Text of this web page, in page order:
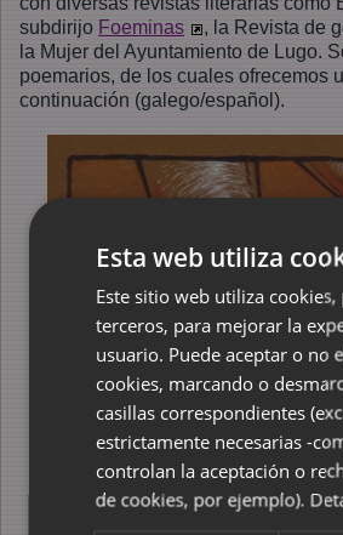
subdirijo Foeminas
, la Revista de
la Mujer del Ayuntamiento de Lugo.
poemarios, de los cuales ofrecemos
continuación (galego/español).
Esta web utiliza
Este sitio web utiliza
terceros, para mejorar la
usuario. Puede aceptar o no
cookies, marcando o
casillas correspondientes
estrictamente necesarias -
controlan la aceptación o
de cookies, por ejemplo).